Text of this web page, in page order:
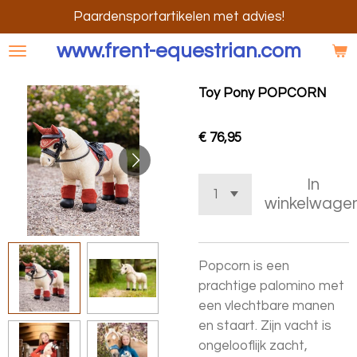
direct
naar
hoofdinhoud
www.frent-equestrian.com
Paardensportartikelen met advies!
Toy Pony POPCORN
€ 76,95
In
Popcorn is een
prachtige palomino met
een vlechtbare manen
en staart. Zijn vacht is
ongelooflijk zacht,